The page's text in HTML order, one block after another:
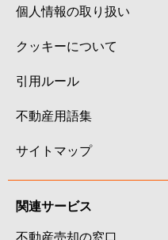
個人情報の取り扱い
クッキーについて
引用ルール
不動産用語集
サイトマップ
関連サービス
不動産売却の窓口